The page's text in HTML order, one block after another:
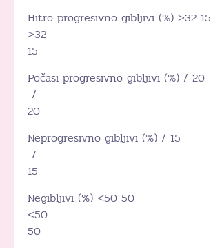
Hitro progresivno gibljivi (%) >32 15
>32
15
Počasi progresivno gibljivi (%) / 20
/
20
Neprogresivno gibljivi (%) / 15
/
15
Negibljivi (%) <50 50
<50
50